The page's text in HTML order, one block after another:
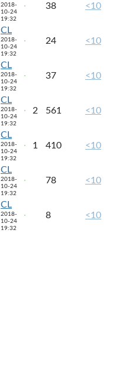
2018-
10-24
19:32
38 <10
CL
2018-
10-24
19:32
24 <10
CL
2018-
10-24
19:32
37 <10
CL
2018-
10-24
19:32
2 561 <10
CL
2018-
10-24
19:32
1 410 <10
CL
2018-
10-24
19:32
78 <10
CL
2018-
10-24
19:32
8 <10